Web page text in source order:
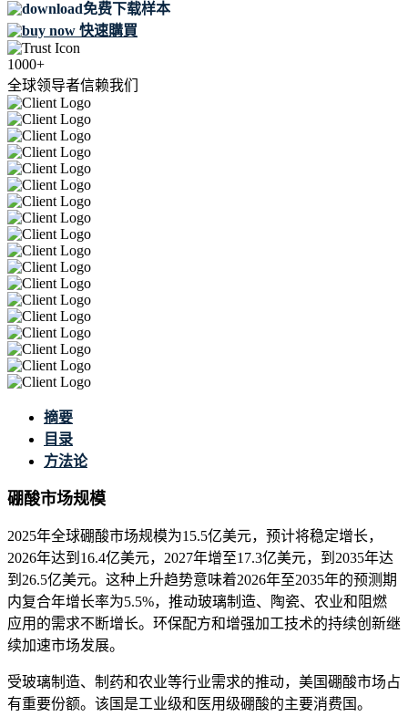
免费下载样本
快速購買
1000+
全球领导者信赖我们
摘要
目录
方法论
硼酸市场规模
2025年全球硼酸市场规模为15.5亿美元，预计将稳定增长，
2026年达到16.4亿美元，2027年增至17.3亿美元，到2035年达
到26.5亿美元。这种上升趋势意味着2026年至2035年的预测期
内复合年增长率为5.5%，推动玻璃制造、陶瓷、农业和阻燃
应用的需求不断增长。环保配方和增强加工技术的持续创新继
续加速市场发展。
受玻璃制造、制药和农业等行业需求的推动，美国硼酸市场占
有重要份额。该国是工业级和医用级硼酸的主要消费国。